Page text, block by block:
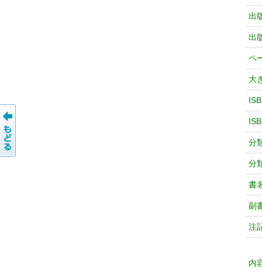
出
出
ペ
大
分
分
書
副
注
内